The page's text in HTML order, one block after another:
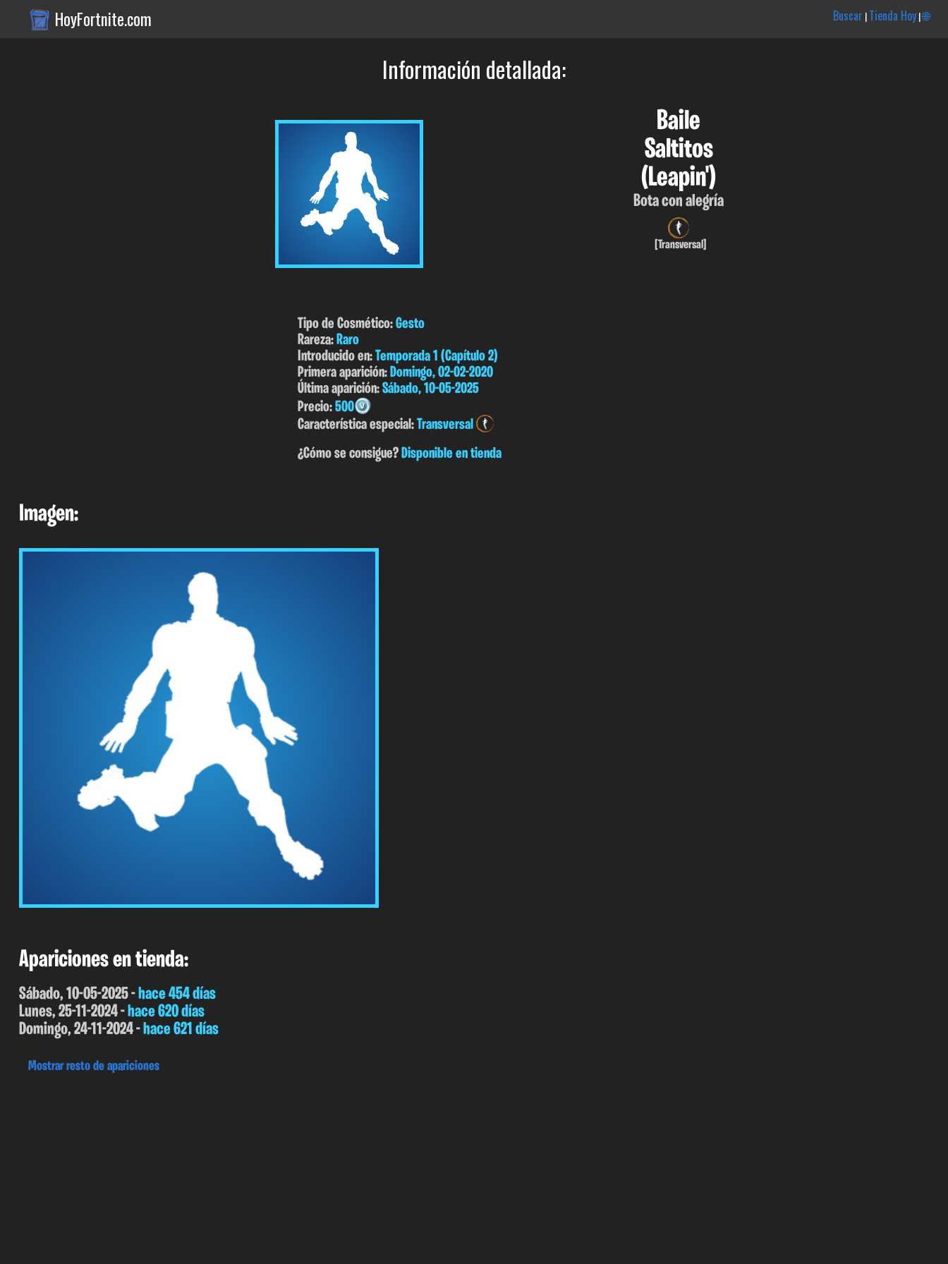
HoyFortnite.com Buscar |Tienda Hoy|🌐
Información detallada:
Baile
Saltitos
(Leapin')
Bota con alegría
[Transversal]
Tipo de Cosmético:Gesto
Rareza:Raro
Introducido en:Temporada 1 (Capítulo 2)
Primera aparición: Domingo, 02-02-2020
Última aparición:Sábado, 10-05-2025
Precio:500
Característica especial:Transversal
¿Cómo se consigue?Disponible en tienda
Imagen:
Apariciones en tienda:
Sábado, 10-05-2025 -hace 454 días
Lunes, 25-11-2024 -hace 620 días
Domingo, 24-11-2024 -hace 621 días
Mostrar resto de apariciones